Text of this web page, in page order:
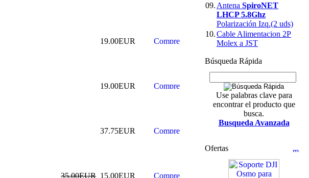
19.00EUR
19.00EUR
37.75EUR
35.00EUR 15.00EUR
09. Antena SpiroNET
LHCP 5.8Ghz
Polarización Izq.(2 uds)
10.Cable Alimentacion 2P
Molex a JST
Búsqueda Rápida
Use palabras clave para
encontrar el producto que
busca.
Busqueda Avanzada
Ofertas